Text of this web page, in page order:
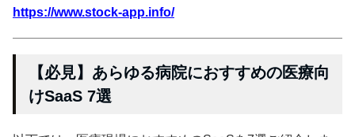
https://www.stock-app.info/
【必見】あらゆる病院におすすめの医療向
けSaaS 7選